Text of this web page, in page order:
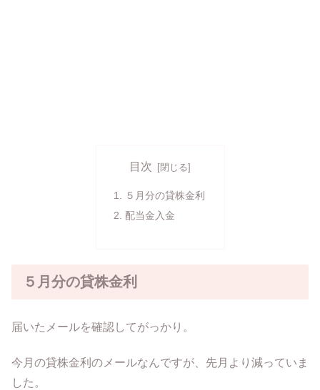
目次
５月分の貸株金利
配当金入金
５月分の貸株金利
届いたメールを確認してがっかり。
今月の貸株金利のメールなんですが、先月より減っていま
した。